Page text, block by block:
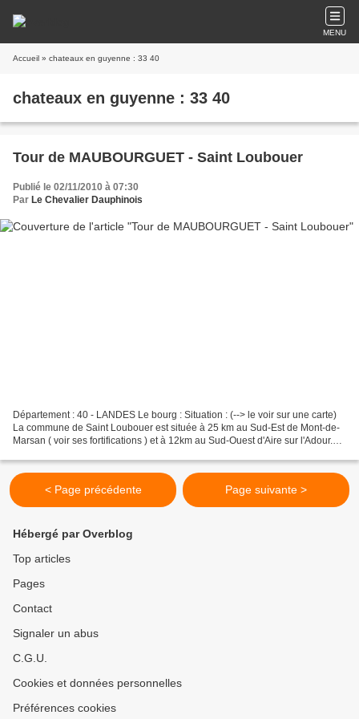
MENU
Accueil » chateaux en guyenne : 33 40
chateaux en guyenne : 33 40
Tour de MAUBOURGUET - Saint Loubouer
Publié le 02/11/2010 à 07:30
Par Le Chevalier Dauphinois
Département : 40 - LANDES Le bourg : Situation : (--> le voir sur une carte)
La commune de Saint Loubouer est située à 25 km au Sud-Est de Mont-de-
Marsan ( voir ses fortifications ) et à 12km au Sud-Ouest d'Aire sur l'Adour.
< Page précédente Page suivante >
Hébergé par Overblog
Top articles
Pages
Contact
Signaler un abus
C.G.U.
Cookies et données personnelles
Préférences cookies